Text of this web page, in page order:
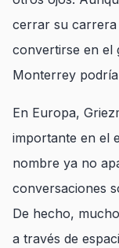
cerrar su carrera
convertirse en el
Monterrey
En Europa,
importante en el
nombre ya no
conversaciones
De hecho,
a través de